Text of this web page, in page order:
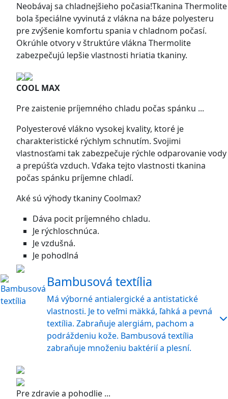
Neobávaj sa chladnejšieho počasia!Tkanina Thermolite
bola špeciálne vyvinutá z vlákna na báze polyesteru
pre zvýšenie komfortu spania v chladnom počasí.
Okrúhle otvory v štruktúre vlákna Thermolite
zabezpečujú lepšie vlastnosti hriatia tkaniny.
COOL MAX
Pre zaistenie príjemného chladu počas spánku ...
Polyesterové vlákno vysokej kvality, ktoré je
charakteristické rýchlym schnutím. Svojimi
vlastnosťami tak zabezpečuje rýchle odparovanie vody
a prepúšťa vzduch. Vďaka tejto vlastnosti tkanina
počas spánku príjemne chladí.
Aké sú výhody tkaniny Coolmax?
Dáva pocit príjemného chladu.
Je rýchloschnúca.
Je vzdušná.
Je pohodlná
Bambusová textília
Má výborné antialergické a antistatické
vlastnosti. Je to veľmi mäkká, ľahká a pevná
textília. Zabraňuje alergiám, pachom a
podráždeniu kože. Bambusová textília
zabraňuje množeniu baktérií a plesní.
Pre zdravie a pohodlie ...